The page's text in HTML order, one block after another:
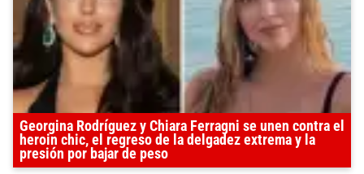
Georgina Rodríguez y Chiara Ferragni se unen contra el
heroin chic, el regreso de la delgadez extrema y la
presión por bajar de peso